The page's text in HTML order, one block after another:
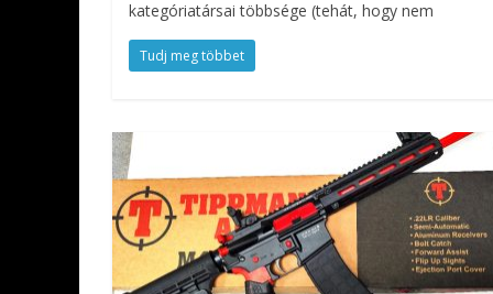
kategóriatársai többsége (tehát, hogy nem
Tudj meg többet